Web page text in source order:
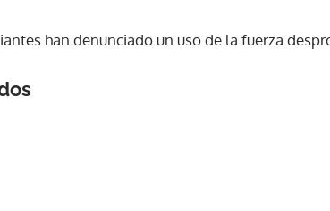
han denunciado un uso de la fuerza